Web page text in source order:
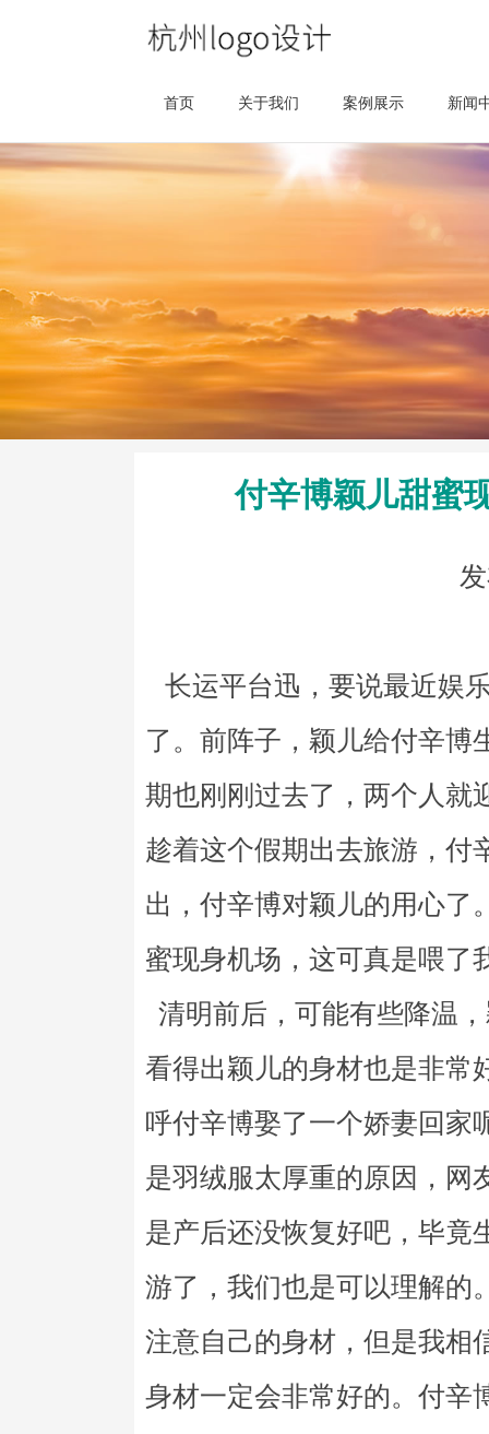
首页 关于我们 案例展示 新闻
付辛博颖儿甜蜜
长运平台迅，要说最近娱
了。前阵子，颖儿给付辛博
期也刚刚过去了，两个人就
趁着这个假期出去旅游，付
出，付辛博对颖儿的用心了
蜜现身机场，这可真是喂了
清明前后，可能有些降温
看得出颖儿的身材也是非常
呼付辛博娶了一个娇妻回家
是羽绒服太厚重的原因，网
是产后还没恢复好吧，毕竟
游了，我们也是可以理解的
注意自己的身材，但是我相
身材一定会非常好的。付辛